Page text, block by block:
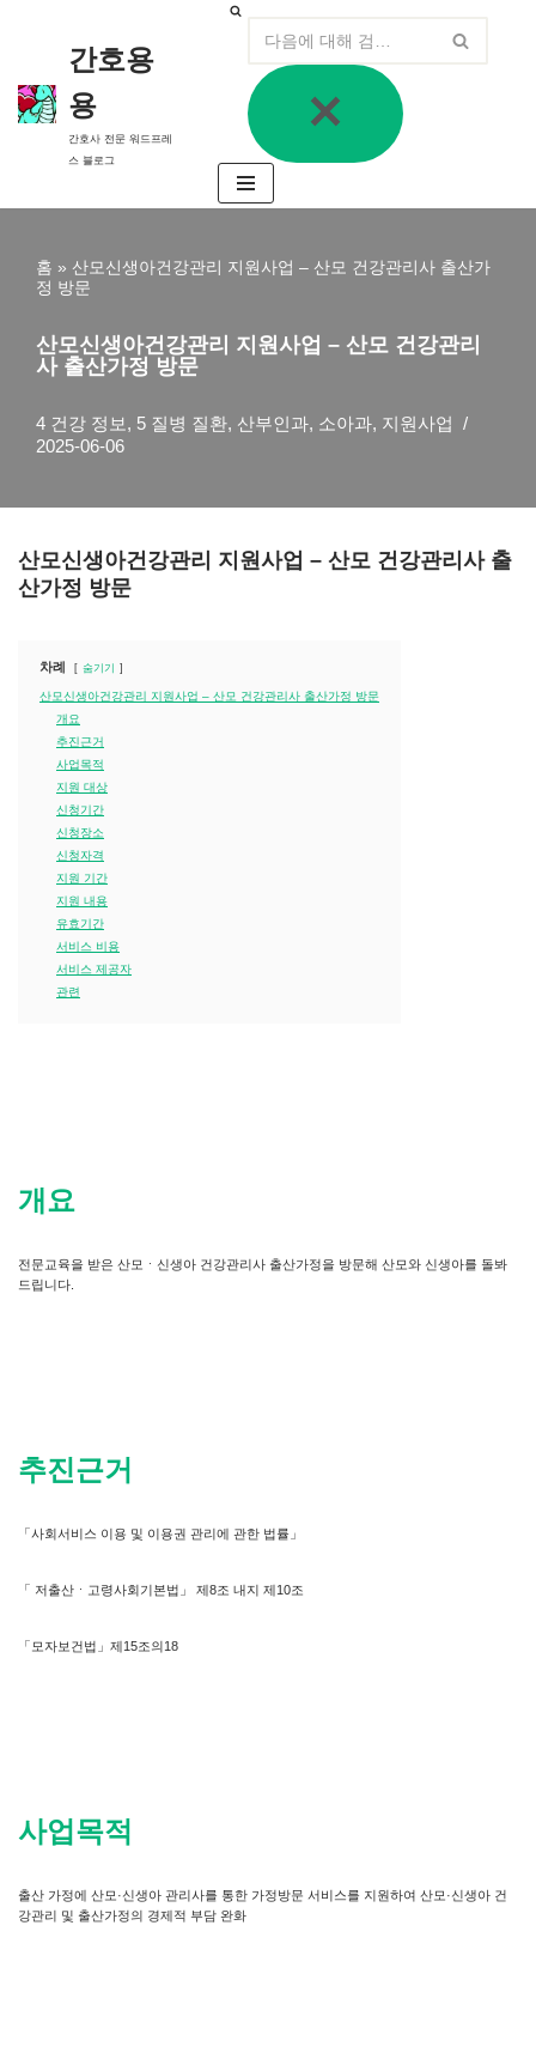
츠
로
간호용
용
간호사 전문 워드프레
스 블로그
홈 » 산모신생아건강관리 지원사업 – 산모 건강관리사 출산가
정 방문
산모신생아건강관리 지원사업 – 산모 건강관리
사 출산가정 방문
4 건강 정보, 5 질병 질환, 산부인과, 소아과, 지원사업
2025-06-06
산모신생아건강관리 지원사업 – 산모 건강관리사 출
산가정 방문
차례 숨기기
산모신생아건강관리 지원사업 – 산모 건강관리사 출산가정 방문
개요
추진근거
사업목적
지원 대상
신청기간
신청장소
신청자격
지원 기간
지원 내용
유효기간
서비스 비용
서비스 제공자
관련
개요
전문교육을 받은 산모ㆍ신생아 건강관리사 출산가정을 방문해 산모와 신생아를 돌봐
드립니다.
추진근거
「사회서비스 이용 및 이용권 관리에 관한 법률」
「 저출산ㆍ고령사회기본법」 제8조 내지 제10조
「모자보건법」제15조의18
사업목적
출산 가정에 산모·신생아 관리사를 통한 가정방문 서비스를 지원하여 산모·신생아 건
강관리 및 출산가정의 경제적 부담 완화